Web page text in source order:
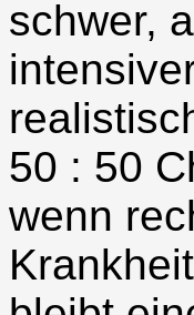
schwer,
50 : 50
wenn